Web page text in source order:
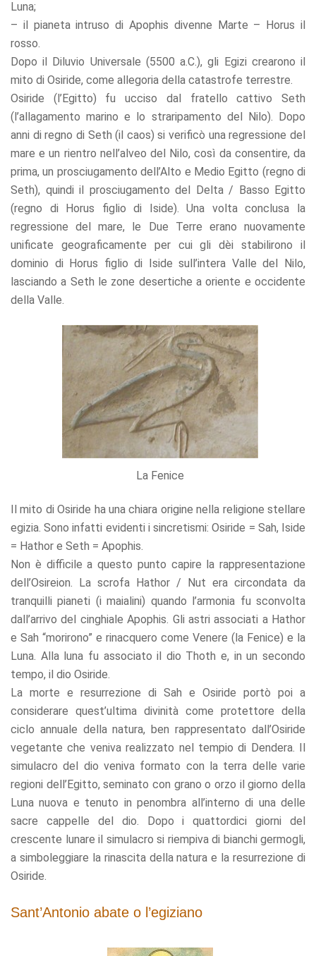
Luna;
– il pianeta intruso di Apophis divenne Marte – Horus il
rosso.
Dopo il Diluvio Universale (5500 a.C.), gli Egizi crearono il
mito di Osiride, come allegoria della catastrofe terrestre.
Osiride (l’Egitto) fu ucciso dal fratello cattivo Seth
(l’allagamento marino e lo straripamento del Nilo). Dopo
anni di regno di Seth (il caos) si verificò una regressione del
mare e un rientro nell’alveo del Nilo, così da consentire, da
prima, un prosciugamento dell’Alto e Medio Egitto (regno di
Seth), quindi il prosciugamento del Delta / Basso Egitto
(regno di Horus figlio di Iside). Una volta conclusa la
regressione del mare, le Due Terre erano nuovamente
unificate geograficamente per cui gli dèi stabilirono il
dominio di Horus figlio di Iside sull’intera Valle del Nilo,
lasciando a Seth le zone desertiche a oriente e occidente
della Valle.
La Fenice
Il mito di Osiride ha una chiara origine nella religione stellare
egizia. Sono infatti evidenti i sincretismi: Osiride = Sah, Iside
= Hathor e Seth = Apophis.
Non è difficile a questo punto capire la rappresentazione
dell’Osireion. La scrofa Hathor / Nut era circondata da
tranquilli pianeti (i maialini) quando l’armonia fu sconvolta
dall’arrivo del cinghiale Apophis. Gli astri associati a Hathor
e Sah “morirono” e rinacquero come Venere (la Fenice) e la
Luna. Alla luna fu associato il dio Thoth e, in un secondo
tempo, il dio Osiride.
La morte e resurrezione di Sah e Osiride portò poi a
considerare quest’ultima divinità come protettore della
ciclo annuale della natura, ben rappresentato dall’Osiride
vegetante che veniva realizzato nel tempio di Dendera. Il
simulacro del dio veniva formato con la terra delle varie
regioni dell’Egitto, seminato con grano o orzo il giorno della
Luna nuova e tenuto in penombra all’interno di una delle
sacre cappelle del dio. Dopo i quattordici giorni del
crescente lunare il simulacro si riempiva di bianchi germogli,
a simboleggiare la rinascita della natura e la resurrezione di
Osiride.
Sant’Antonio abate o l’egiziano